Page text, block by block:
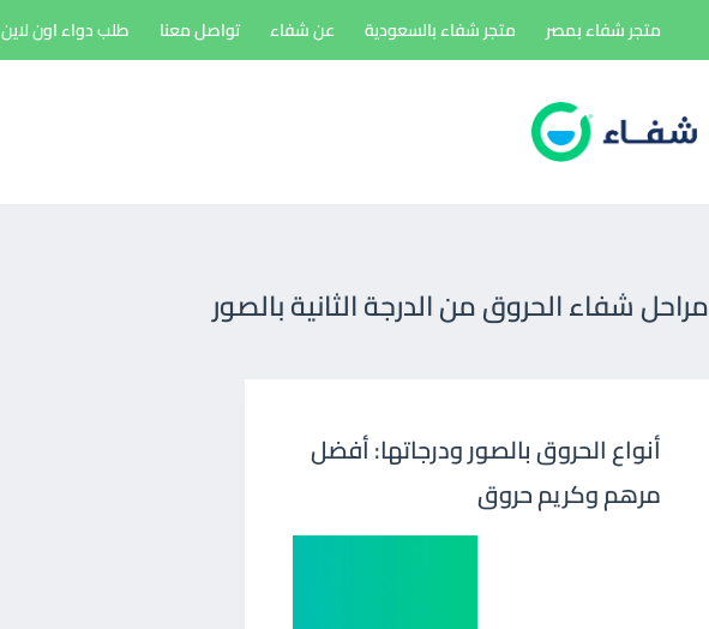
إلى
متجر شفاء بمصر متجر شفاء بالسعودية عن شفاء تواصل معنا طلب دواء اون لاين
مراحل شفاء الحروق من الدرجة الثانية بالصور
أنواع الحروق بالصور ودرجاتها: أفضل
مرهم وكريم حروق